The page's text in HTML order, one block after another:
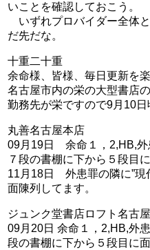
いことを確認しておこう。
いずれプロバイダー全体
だ先だな。
十重二十重
余命様、皆様、毎日更新を
名古屋市内の栄の大型書店
勤務先が栄ですので9月10日
丸善名古屋本店
09月19日 余命１，2,HB,外
７段の書棚に下から５段目
11月18日 外患罪の隣に”現
面陳列してます。
ジュンク堂書店ロフト名古
09月20日 余命１，2,HB,外
段の書棚に下から５段目に面